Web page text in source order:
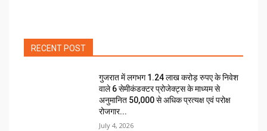
RECENT POST
गुजरात में लगभग 1.24 लाख करोड़ रुपए के निवेश
वाले 6 सेमीकंडक्टर प्रोजेक्ट्स के माध्यम से
अनुमानित 50,000 से अधिक प्रत्यक्ष एवं परोक्ष
रोजगार...
July 4, 2026